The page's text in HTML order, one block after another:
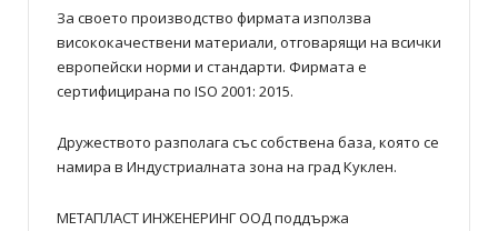
За своето производство фирмата използва
висококачествени материали, отговарящи на всички
европейски норми и стандарти. Фирмата е
сертифицирана по ISO 2001: 2015.
Дружеството разполага със собствена база, която се
намира в Индустриалната зона на град Куклен.
МЕТАПЛАСТ ИНЖЕНЕРИНГ ООД поддържа